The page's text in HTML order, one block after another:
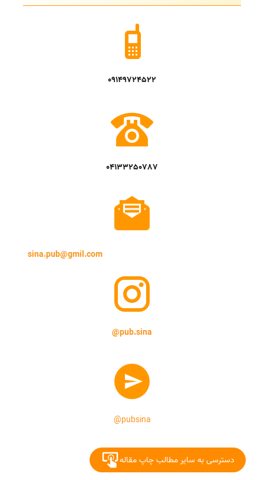
09149724522
04133250787
sina.pub@gmil.com
@pub.sina
@pubsina
دسترسی به سایر مطالب چاپ مقاله